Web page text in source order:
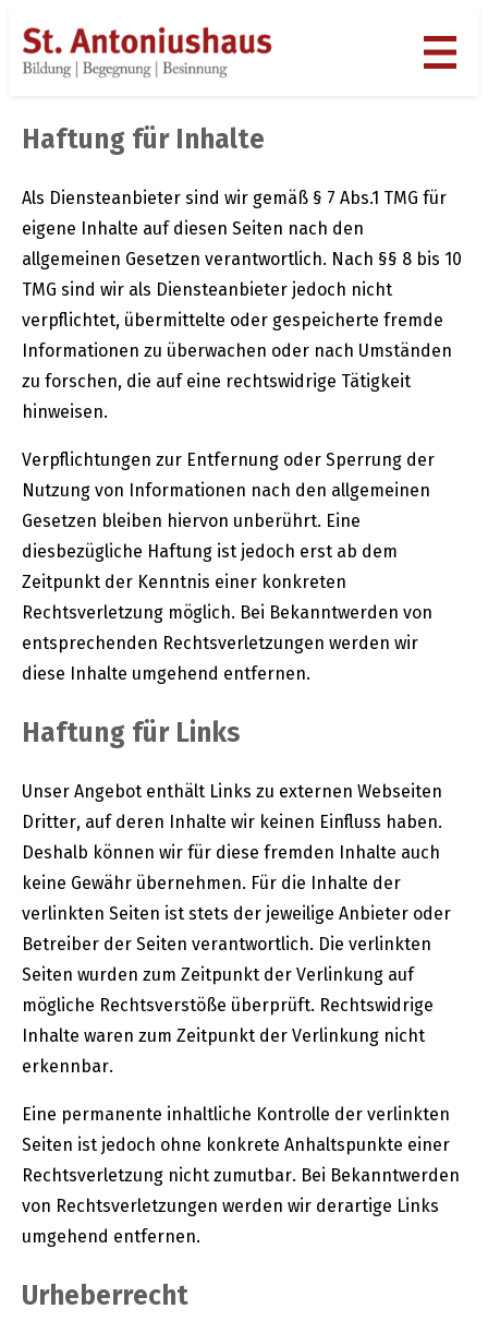
Zum
Inhalt
springen
Haftung für Inhalte
Als Diensteanbieter sind wir gemäß § 7 Abs.1 TMG für
eigene Inhalte auf diesen Seiten nach den
allgemeinen Gesetzen verantwortlich. Nach §§ 8 bis 10
TMG sind wir als Diensteanbieter jedoch nicht
verpflichtet, übermittelte oder gespeicherte fremde
Informationen zu überwachen oder nach Umständen
zu forschen, die auf eine rechtswidrige Tätigkeit
hinweisen.
Verpflichtungen zur Entfernung oder Sperrung der
Nutzung von Informationen nach den allgemeinen
Gesetzen bleiben hiervon unberührt. Eine
diesbezügliche Haftung ist jedoch erst ab dem
Zeitpunkt der Kenntnis einer konkreten
Rechtsverletzung möglich. Bei Bekanntwerden von
entsprechenden Rechtsverletzungen werden wir
diese Inhalte umgehend entfernen.
Haftung für Links
Unser Angebot enthält Links zu externen Webseiten
Dritter, auf deren Inhalte wir keinen Einfluss haben.
Deshalb können wir für diese fremden Inhalte auch
keine Gewähr übernehmen. Für die Inhalte der
verlinkten Seiten ist stets der jeweilige Anbieter oder
Betreiber der Seiten verantwortlich. Die verlinkten
Seiten wurden zum Zeitpunkt der Verlinkung auf
mögliche Rechtsverstöße überprüft. Rechtswidrige
Inhalte waren zum Zeitpunkt der Verlinkung nicht
erkennbar.
Eine permanente inhaltliche Kontrolle der verlinkten
Seiten ist jedoch ohne konkrete Anhaltspunkte einer
Rechtsverletzung nicht zumutbar. Bei Bekanntwerden
von Rechtsverletzungen werden wir derartige Links
umgehend entfernen.
Urheberrecht